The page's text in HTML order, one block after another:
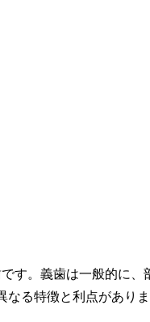
す。義歯は一般的に、
る特徴と利点がありま